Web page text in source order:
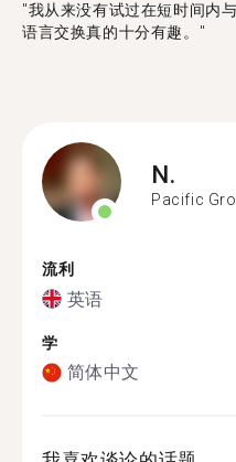
"我从来没有试过在短时间内
语言交换真的十分有趣。"
N.
Pacific
流利
英语
学
简体中文